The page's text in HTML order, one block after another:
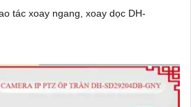
tác xoay ngang, xoay dọc DH-